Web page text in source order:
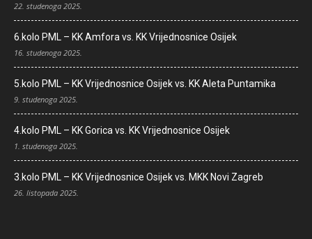
22. studenoga 2025.
6.kolo PML – KK Amfora vs. KK Vrijednosnice Osijek
16. studenoga 2025.
5.kolo PML – KK Vrijednosnice Osijek vs. KK Aleta Puntamika
9. studenoga 2025.
4.kolo PML – KK Gorica vs. KK Vrijednosnice Osijek
1. studenoga 2025.
3.kolo PML – KK Vrijednosnice Osijek vs. MKK Novi Zagreb
26. listopada 2025.